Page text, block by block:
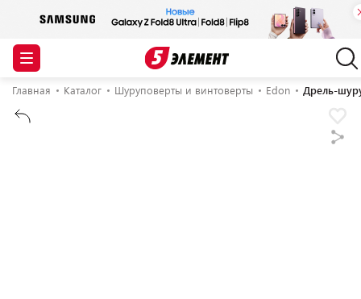
Главная Каталог Шуруповерты и винтоверты Edon Дрель-